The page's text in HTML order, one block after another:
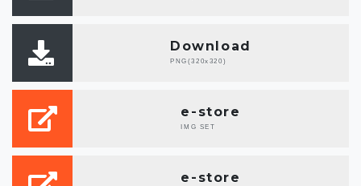
Download
PNG(320x320)
e-store
IMG SET
e-store